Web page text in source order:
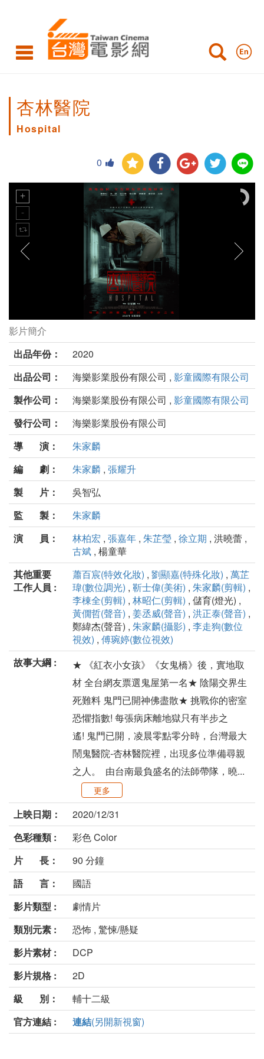
杏林醫院
Hospital
0
杏林醫院劇照
影片簡介
出品年份：
2020
出品公司：
海樂影業股份有限公司 , 影童國際有限公司
製作公司：
海樂影業股份有限公司 , 影童國際有限公司
發行公司：
海樂影業股份有限公司
導 演：
朱家麟
編 劇：
朱家麟 , 張耀升
製 片：
吳智弘
監 製：
朱家麟
演 員：
林柏宏 , 張嘉年 , 朱芷瑩 , 徐立期 , 洪曉蕾 ,
古斌 , 楊童華
其他重要
工作人員 :
蕭百宸(特效化妝) , 劉顯嘉(特殊化妝) , 萬芷
瑋(數位調光) , 靳士偉(美術) , 朱家麟(剪輯) ,
李棟全(剪輯) , 林昭仁(剪輯) , 儲育(燈光) ,
黃僩哲(聲音) , 姜丞威(聲音) , 洪正泰(聲音) ,
鄭緯杰(聲音) , 朱家麟(攝影) , 李走狗(數位
視效) , 傅琬婷(數位視效)
故事大綱 :
★ 《紅衣小女孩》《女鬼橋》後，實地取
材 全台網友票選鬼屋第一名★ 陰陽交界生
死難料 鬼門已開神佛盡散★ 挑戰你的密室
恐懼指數! 每張病床離地獄只有半步之
遙! 鬼門已開，凌晨零點零分時，台灣最大
鬧鬼醫院-杏林醫院裡，出現多位準備尋親
之人。 由台南最負盛名的法師帶隊，曉...
更多
上映日期：
2020/12/31
色彩種類 :
彩色 Color
片 長：
90 分鐘
語 言：
國語
影片類型 :
劇情片
類別元素 :
恐怖 , 驚悚/懸疑
影片素材 :
DCP
影片規格 :
2D
級 別：
輔十二級
官方連結 :
連結(另開新視窗)